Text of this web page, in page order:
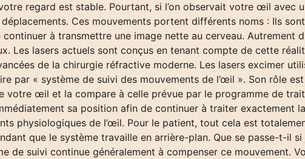
regard est stable. Pourtant, si l’on observait votre œil avec
Ces mouvements portent différents noms : Ils
à transmettre une image nette au cerveau. Autrement
Les lasers actuels sont conçus en tenant compte de cette
de la chirurgie réfractive moderne. Les lasers excimer
par « système de suivi des mouvements de l’œil ». Son rôle
votre œil et la compare à celle prévue par le programme de
sa position afin de continuer à traiter exactement
physiologiques de l’œil. Pour le patient, tout cela est
que le système travaille en arrière-plan. Que se passe-t-il
de suivi continue généralement à compenser ce mouvement.